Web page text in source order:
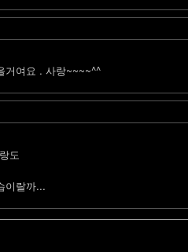
거여요 . 사랑~~~~^^
도
이랄까...